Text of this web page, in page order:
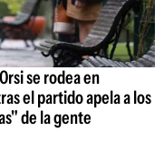
se rodea en
el partido apela a los
de la gente